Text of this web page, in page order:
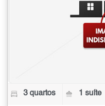
3 quartos 1 suíte